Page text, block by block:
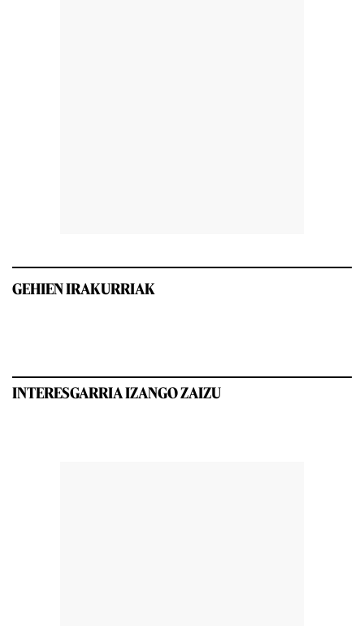
GEHIEN IRAKURRIAK
INTERESGARRIA IZANGO ZAIZU